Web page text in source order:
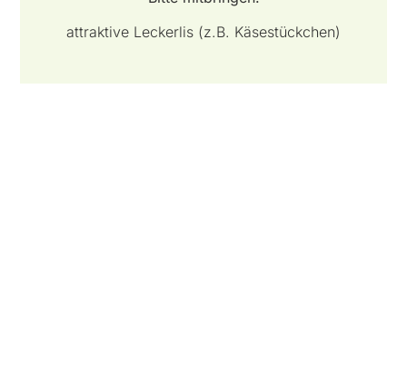
attraktive Leckerlis (z.B. Käsestückchen)